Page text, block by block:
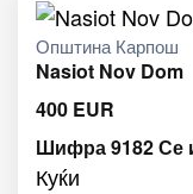
Општина Карпош
Nasiot Nov Dom
400 EUR
Шифра 9182 Се
Куќи